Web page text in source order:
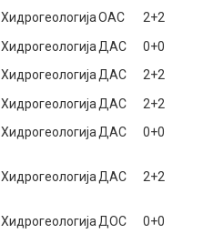
ХидрогеологијаОАС
2+2
Хидрогеологија ДАС
0+0
Хидрогеологија ДАС
2+2
Хидрогеологија ДАС
2+2
Хидрогеологија ДАС
0+0
Хидрогеологија ДАС 2+2
Хидрогеологија ДОС
0+0